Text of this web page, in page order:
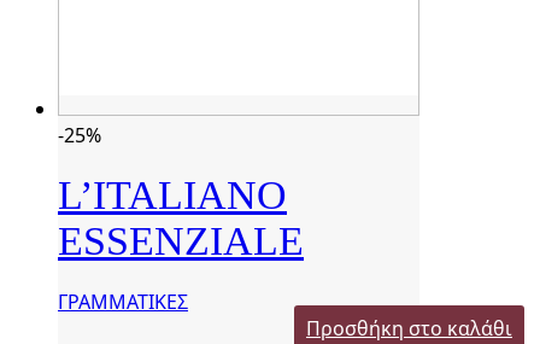
-25%
L’ITALIANO
ESSENZIALE
ΓΡΑΜΜΑΤΙΚΕΣ
Προσθήκη στο καλάθι